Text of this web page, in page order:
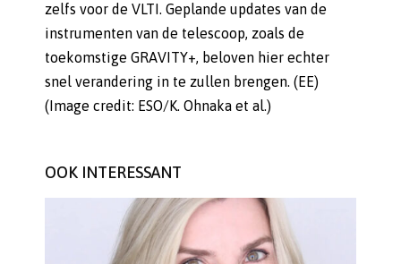
zelfs voor de VLTI. Geplande updates van de
instrumenten van de telescoop, zoals de
toekomstige GRAVITY+, beloven hier echter
snel verandering in te zullen brengen. (EE)
(Image credit: ESO/K. Ohnaka et al.)
OOK INTERESSANT